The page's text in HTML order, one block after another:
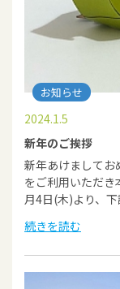
お知らせ
2024.1.5
新年のご挨拶
新年あけましてお
をご利用いただき
月4日(木)より、
続きを読む